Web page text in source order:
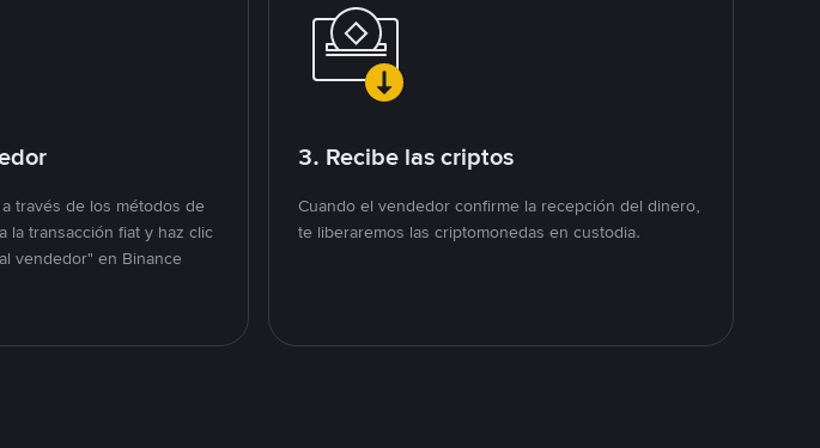
través de los métodos de
la transacción fiat y haz clic
vendedor" en Binance
3. Recibe las criptos
Cuando el vendedor confirme la recepción del dinero,
te liberaremos las criptomonedas en custodia.